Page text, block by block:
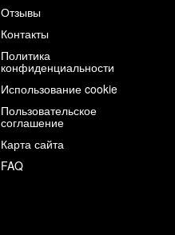
Отзывы
Контакты
Политика
конфиденциальности
Использование cookie
Пользовательское
соглашение
Карта сайта
FAQ